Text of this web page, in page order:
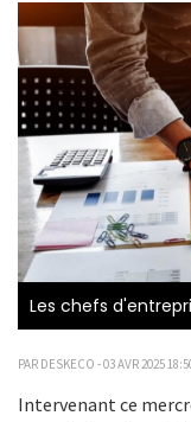
Les chefs
PAR DESKECO - 03 AVR 2025
Intervenant ce